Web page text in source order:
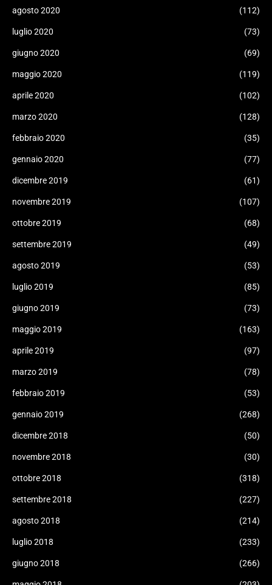
agosto 2020 (112)
luglio 2020 (73)
giugno 2020 (69)
maggio 2020 (119)
aprile 2020 (102)
marzo 2020 (128)
febbraio 2020 (35)
gennaio 2020 (77)
dicembre 2019 (61)
novembre 2019 (107)
ottobre 2019 (68)
settembre 2019 (49)
agosto 2019 (53)
luglio 2019 (85)
giugno 2019 (73)
maggio 2019 (163)
aprile 2019 (97)
marzo 2019 (78)
febbraio 2019 (53)
gennaio 2019 (268)
dicembre 2018 (50)
novembre 2018 (30)
ottobre 2018 (318)
settembre 2018 (227)
agosto 2018 (214)
luglio 2018 (233)
giugno 2018 (266)